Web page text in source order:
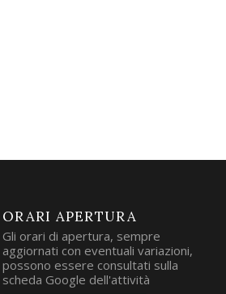
ORARI APERTURA
Gli orari di apertura, sempre
aggiornati con eventuali variazioni,
possono essere consultati sulla
scheda Google dell'attività